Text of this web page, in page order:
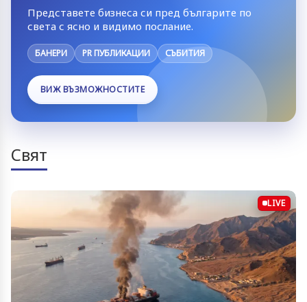
Представете бизнеса си пред българите по
света с ясно и видимо послание.
БАНЕРИ PR ПУБЛИКАЦИИ СЪБИТИЯ
ВИЖ ВЪЗМОЖНОСТИТЕ
Свят
LIVE